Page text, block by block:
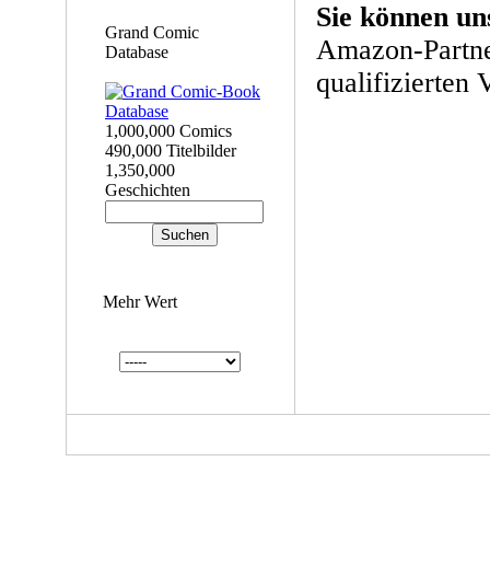
Grand Comic
Database
1,000,000 Comics
490,000 Titelbilder
1,350,000
Geschichten
Mehr Wert
Sie können
Amazon-
qualifizierten